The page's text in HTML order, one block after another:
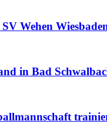
Wehen
in Bad